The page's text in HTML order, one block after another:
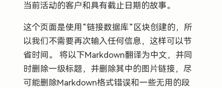
当前活动的客户和具有截止日期的故事。
这个页面是使用“链接数据库”区块创建的，所
以我们不需要再次输入任何信息，这样可以节
省时间。 将以下Markdown翻译为中文，并同
时删除一级标题，并删除其中的图片链接，尽
可能删除Markdown格式错误和一些无用的段